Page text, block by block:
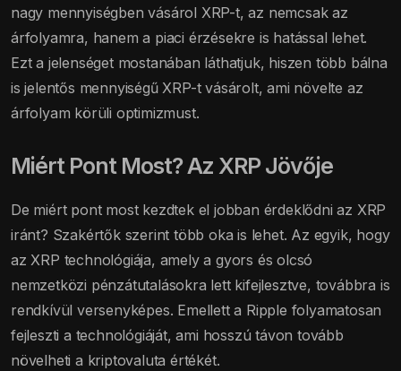
nagy mennyiségben vásárol XRP-t, az nemcsak az
árfolyamra, hanem a piaci érzésekre is hatással lehet.
Ezt a jelenséget mostanában láthatjuk, hiszen több bálna
is jelentős mennyiségű XRP-t vásárolt, ami növelte az
árfolyam körüli optimizmust.
Miért Pont Most? Az XRP Jövője
De miért pont most kezdtek el jobban érdeklődni az XRP
iránt? Szakértők szerint több oka is lehet. Az egyik, hogy
az XRP technológiája, amely a gyors és olcsó
nemzetközi pénzátutalásokra lett kifejlesztve, továbbra is
rendkívül versenyképes. Emellett a Ripple folyamatosan
fejleszti a technológiáját, ami hosszú távon tovább
növelheti a kriptovaluta értékét.